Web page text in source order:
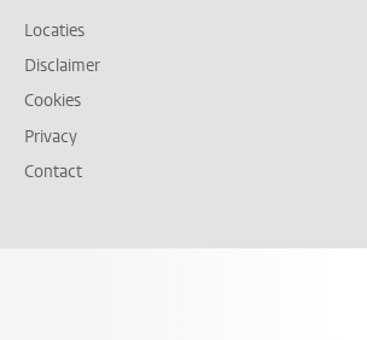
Locaties
Disclaimer
Cookies
Privacy
Contact